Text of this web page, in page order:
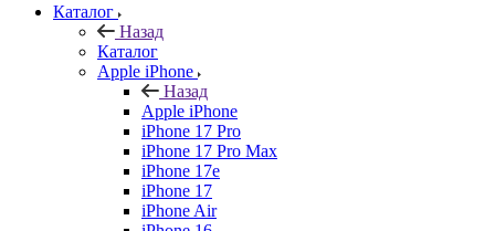
Каталог
Назад
Каталог
Apple iPhone
Назад
Apple iPhone
iPhone 17 Pro
iPhone 17 Pro Max
iPhone 17e
iPhone 17
iPhone Air